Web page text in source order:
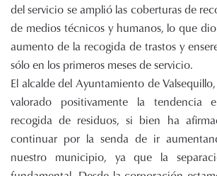
del servicio se amplió las coberturas de
de medios técnicos y humanos, lo que
aumento de la recogida de trastos y
sólo en los primeros meses de servicio.
El alcalde del Ayuntamiento de
valorado positivamente la tendencia
recogida de residuos, si bien ha
continuar por la senda de ir
nuestro municipio, ya que la